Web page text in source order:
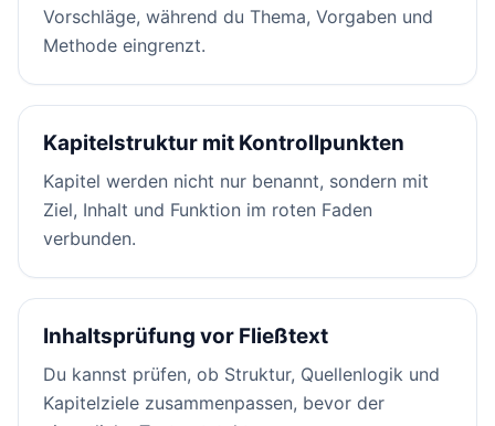
Vorschläge, während du Thema, Vorgaben und
Methode eingrenzt.
Kapitelstruktur mit Kontrollpunkten
Kapitel werden nicht nur benannt, sondern mit
Ziel, Inhalt und Funktion im roten Faden
verbunden.
Inhaltsprüfung vor Fließtext
Du kannst prüfen, ob Struktur, Quellenlogik und
Kapitelziele zusammenpassen, bevor der